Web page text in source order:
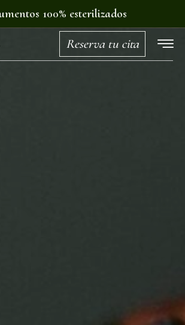
100% esterilizados
Reserva tu cita